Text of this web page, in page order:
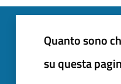
Quanto sono
su questa